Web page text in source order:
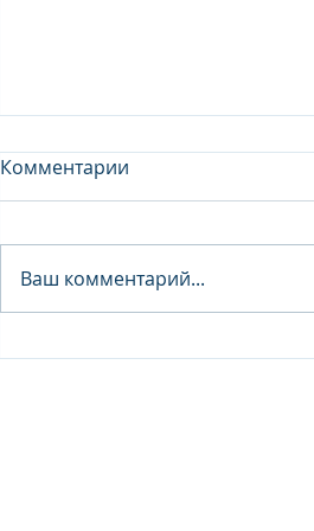
Комментарии
Ваш комментарий...